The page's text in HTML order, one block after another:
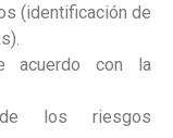
(identificación de
acuerdo con la
de los riesgos